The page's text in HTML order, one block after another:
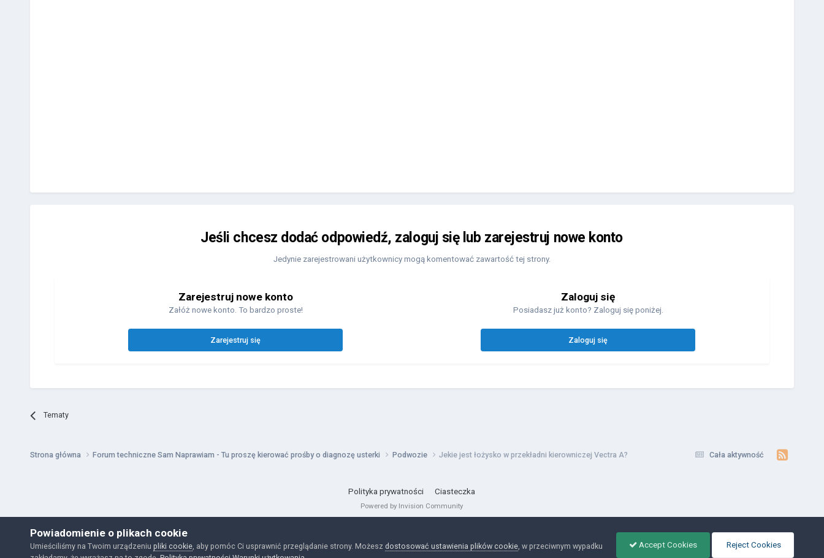
Jeśli chcesz dodać odpowiedź, zaloguj się lub zarejestruj nowe konto
Jedynie zarejestrowani użytkownicy mogą komentować zawartość tej strony.
Zarejestruj nowe konto
Załóż nowe konto. To bardzo proste!
Zarejestruj się
Zaloguj się
Posiadasz już konto? Zaloguj się poniżej.
Zaloguj się
Tematy
Cała aktywność
Strona główna Forum techniczne Sam Naprawiam - Tu proszę kierować prośby o diagnozę usterki Podwozie Jekie jest łożysko w przekładni kierowniczej Vectra A?
Polityka prywatności Ciasteczka
Powered by Invision Community
Powiadomienie o plikach cookie
Umieściliśmy na Twoim urządzeniu pliki cookie, aby pomóc Ci usprawnić przeglądanie strony. Możesz dostosować ustawienia plików cookie, w przeciwnym wypadku
Accept Cookies Reject Cookies